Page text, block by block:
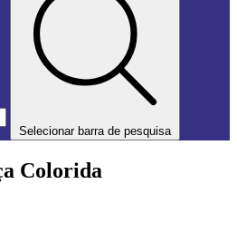
Selecionar barra de pesquisa
Colorida